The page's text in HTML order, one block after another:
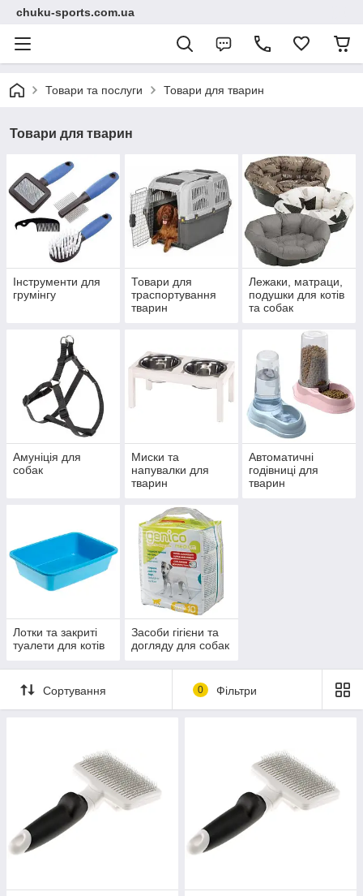
chuku-sports.com.ua
Товари та послуги Товари для тварин
Товари для тварин
Інструменти для
грумінгу
Товари для
траспортування
тварин
Лежаки, матраци,
подушки для котів
та собак
Амуніція для
собак
Миски та
напувалки для
тварин
Автоматичні
годівниці для
тварин
Лотки та закриті
туалети для котів
Засоби гігієни та
догляду для собак
Сортування 0 Фільтри